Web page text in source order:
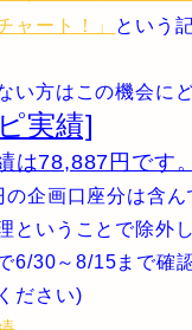
ャート！」
という
い方はこの機会にど
実績]
は78,887円です。
の企画口座分は含ん
ということで除外し
6/30～8/15まで確
ださい)